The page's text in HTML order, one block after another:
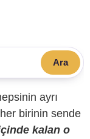
Ara
ayrı
birinin sende
kalan o